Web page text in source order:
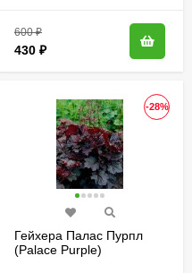
600₽
430 ₽
-28%
Гейхера Палас Пурпл
(Palace Purple)